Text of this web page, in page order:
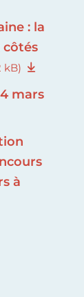
: la
côtés
kB)
mars
à